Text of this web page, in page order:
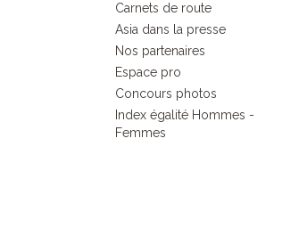
Carnets de route
Asia dans la presse
Nos partenaires
Espace pro
Concours photos
Index égalité Hommes -
Femmes